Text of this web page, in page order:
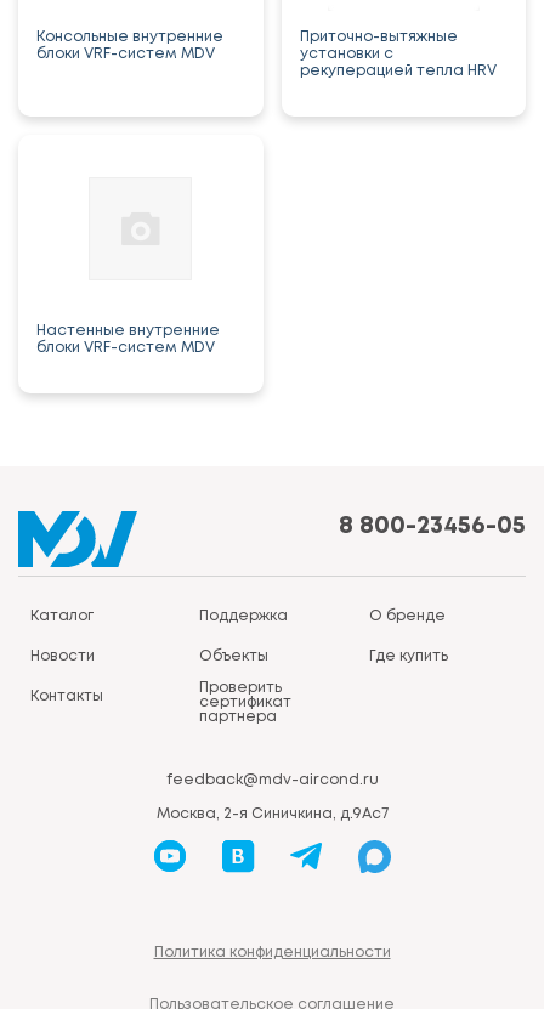
Консольные внутренние
блоки VRF-систем MDV
Приточно-вытяжные
установки с
рекуперацией тепла HRV
Настенные внутренние
блоки VRF-систем MDV
8 800-23456-05
Каталог Поддержка О бренде
Новости Объекты Где купить
Контакты
Проверить
сертификат
партнера
feedback@mdv-aircond.ru
Москва, 2-я Синичкина, д.9Ас7
Политика конфиденциальности
Пользовательское соглашение